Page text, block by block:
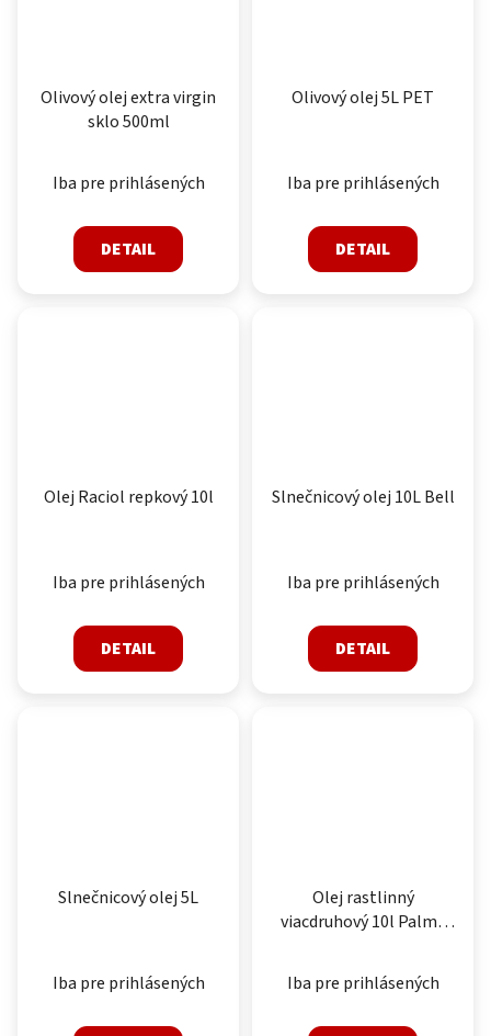
Olivový olej extra virgin
sklo 500ml
Iba pre prihlásených
DETAIL
Olivový olej 5L PET
Iba pre prihlásených
DETAIL
Olej Raciol repkový 10l
Iba pre prihlásených
DETAIL
Slnečnicový olej 10L Bell
Iba pre prihlásených
DETAIL
Slnečnicový olej 5L
Iba pre prihlásených
Olej rastlinný
viacdruhový 10l Palma
Iba pre prihlásených